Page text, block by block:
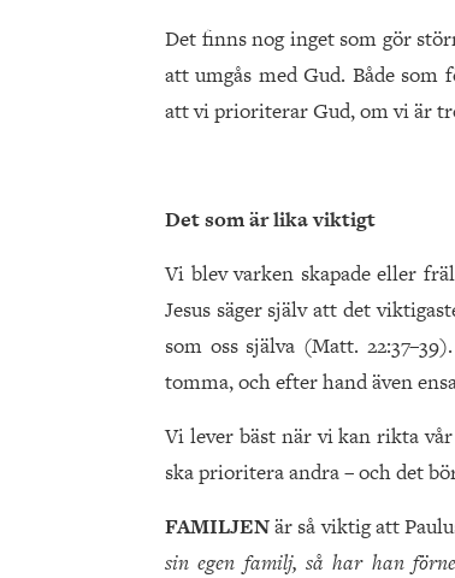
Det finns nog inget som gör
att umgås med Gud. Både
att vi prioriterar Gud, om vi är
Det som är lika viktigt
Vi blev varken skapade eller
Jesus säger själv att det
som oss själva (Matt.
tomma, och efter hand även
Vi lever bäst när vi kan rikta
ska prioritera andra – och det
FAMILJENär så viktig att
sin egen familj, så har han